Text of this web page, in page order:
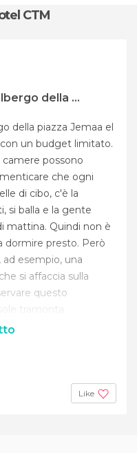
CTM
della ...
della piazza Jemaa el
un budget limitato.
camere possono
che ogni
di cibo, c'è la
si balla e la gente
mattina. Quindi non è
dormire presto. Però
esempio, una
si affaccia sulla
questo
tramonta.
Like